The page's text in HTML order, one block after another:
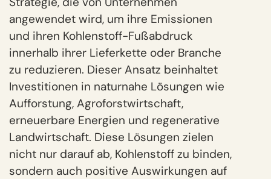
angewendet wird, um ihre Emissionen
und ihren Kohlenstoff-Fußabdruck
innerhalb ihrer Lieferkette oder Branche
zu reduzieren. Dieser Ansatz beinhaltet
Investitionen in naturnahe Lösungen wie
Aufforstung, Agroforstwirtschaft,
erneuerbare Energien und regenerative
Landwirtschaft. Diese Lösungen zielen
nicht nur darauf ab, Kohlenstoff zu binden,
sondern auch positive Auswirkungen auf